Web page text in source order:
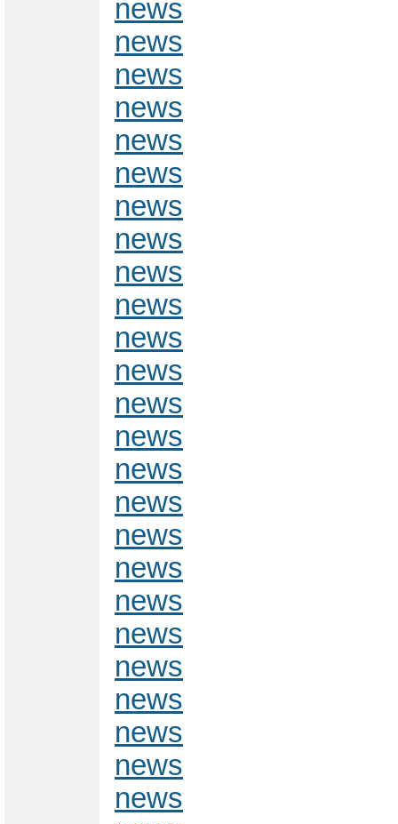
news
news
news
news
news
news
news
news
news
news
news
news
news
news
news
news
news
news
news
news
news
news
news
news
news